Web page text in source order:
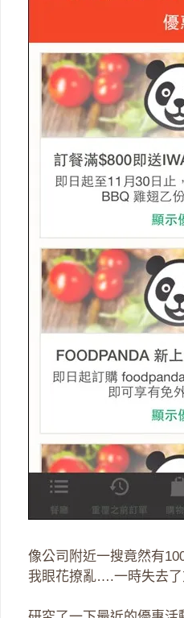
像公司附近一搜竟然有
我眼花撩亂….一時失去了